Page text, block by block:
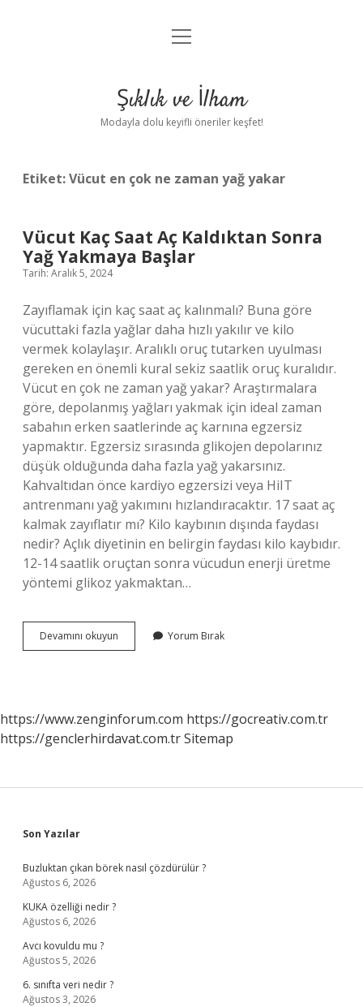
Anasayfa
Yasal Uyarı
menüyü
Şıklık ve İlham
Modayla dolu keyifli öneriler keşfet!
Etiket:Vücut en çok ne zaman yağ yakar
Vücut Kaç Saat Aç Kaldıktan Sonra
Yağ Yakmaya Başlar
Tarih: Aralık 5, 2024
Zayıflamak için kaç saat aç kalınmalı? Buna göre
vücuttaki fazla yağlar daha hızlı yakılır ve kilo
vermek kolaylaşır. Aralıklı oruç tutarken uyulması
gereken en önemli kural sekiz saatlik oruç kuralıdır.
Vücut en çok ne zaman yağ yakar? Araştırmalara
göre, depolanmış yağları yakmak için ideal zaman
sabahın erken saatlerinde aç karnına egzersiz
yapmaktır. Egzersiz sırasında glikojen depolarınız
düşük olduğunda daha fazla yağ yakarsınız.
Kahvaltıdan önce kardiyo egzersizi veya HiIT
antrenmanı yağ yakımını hızlandıracaktır. 17 saat aç
kalmak zayıflatır mı? Kilo kaybının dışında faydası
nedir? Açlık diyetinin en belirgin faydası kilo kaybıdır.
12-14 saatlik oruçtan sonra vücudun enerji üretme
yöntemi glikoz yakmaktan…
Devamını okuyun
Kaç
Yağ
Yakmaya
Yorum Bırak
https://www.zenginforum.com https://gocreativ.com.tr
https://genclerhirdavat.com.trSitemap
Sidebar
Son Yazılar
Buzluktan çıkan börek nasıl çözdürülür ?
Ağustos 6, 2026
KUKA özelliği nedir ?
Ağustos 6, 2026
Avcı kovuldu mu ?
Ağustos 5, 2026
6. sınıfta veri nedir ?
Ağustos 3, 2026